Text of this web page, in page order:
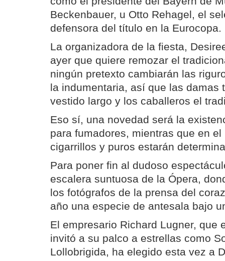
Beckenbauer, u Otto Rehagel, el
defensora del título en la Eurocopa.
La organizadora de la fiesta,
ayer que quiere remozar el
ningún pretexto cambiarán las
la indumentaria, así que las damas
vestido largo y los caballeros el
Eso sí, una novedad será la
para fumadores, mientras que en
cigarrillos y puros estarán
Para poner fin al dudoso
escalera suntuosa de la Ópera,
los fotógrafos de la prensa del
año una especie de antesala bajo
El empresario Richard Lugner, que
invitó a su palco a estrellas como
Lollobrigida, ha elegido esta vez a